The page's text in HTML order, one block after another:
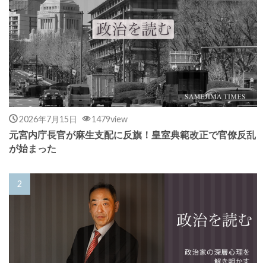
2026年7月15日 1479view
元宮内庁長官が麻生支配に反旗！皇室典範改正で官僚反乱
が始まった